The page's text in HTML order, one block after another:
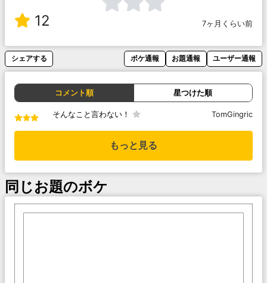
12 7ヶ月くらい前
シェアする ボケ通報 お題通報 ユーザー通報
コメント順 星つけた順
そんなこと言わない！ TomGingric
もっと見る
同じお題のボケ